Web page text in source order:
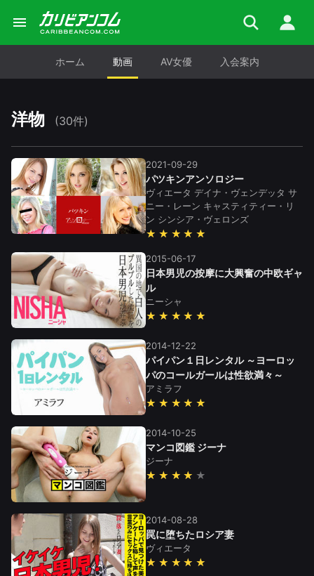
ホーム 動画 AV女優 入会案内
洋物 (30件)
2021-09-29
パツキンアンソロジー
ヴィエータ デイナ・ヴェンデッタ サ
ニー・レーン キャスティティー・リ
ン シンシア・ヴェロンズ
★★★★★
2015-06-17
日本男児の按摩に大興奮の中欧ギャ
ル
ニーシャ
★★★★★
2014-12-22
パイパン１日レンタル ～ヨーロッ
パのコールガールは性欲満々～
アミラフ
★★★★★
2014-10-25
マンコ図鑑 ジーナ
ジーナ
★★★★
2014-08-28
罠に堕ちたロシア妻
ヴィエータ
★★★★★